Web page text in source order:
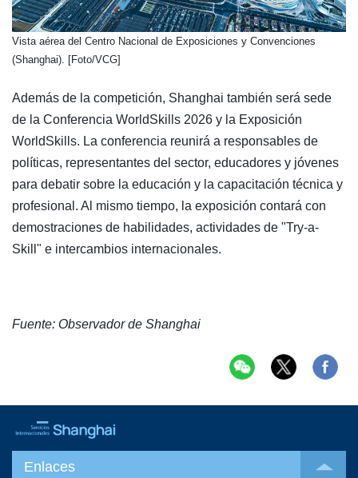
​Vista aérea del Centro Nacional de Exposiciones y Convenciones
(Shanghai). [Foto/VCG]
Además de la competición, Shanghai también será sede
de la Conferencia WorldSkills 2026 y la Exposición
WorldSkills. La conferencia reunirá a responsables de
políticas, representantes del sector, educadores y jóvenes
para debatir sobre la educación y la capacitación técnica y
profesional. Al mismo tiempo, la exposición contará con
demostraciones de habilidades, actividades de "Try-a-
Skill" e intercambios internacionales.
Fuente: Observador de Shanghai
Enlaces